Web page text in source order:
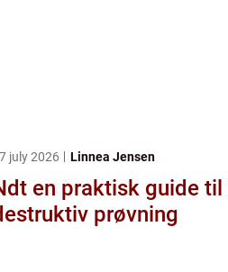
july 2026 Linnea Jensen
guide til ikke-
prøvning